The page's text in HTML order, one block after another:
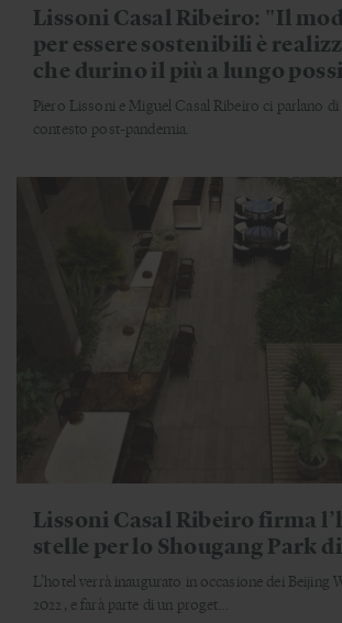
Lissoni Casal Ribeiro: "Il
per essere sostenibili è
che durino il più a lungo
Piero Lissoni e Miguel Casal Ribeiro ci parlano
contesto post-pandemia.
Lissoni Casal Ribeiro firma
stelle per lo Shougang Park
L’hotel verrà inaugurato in occasione dei Beijing
2022, e farà parte di un proget...